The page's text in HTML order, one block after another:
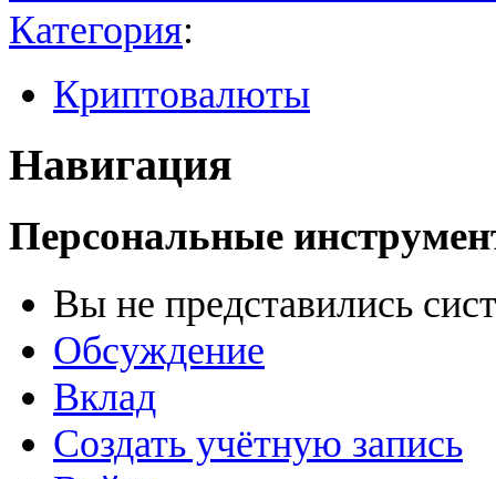
Категория:
Криптовалюты
Навигация
Персональные
Вы не представились
Обсуждение
Вклад
Создать учётную запись